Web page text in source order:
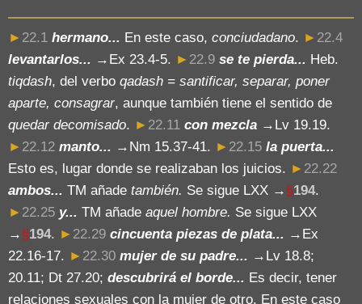
► 22.1 hermano... En este caso, conciudadano. ► 22.4
levantarlos... →Ex 23.4-5. ► 22.9 se te pierda... Heb.
tiqdash, del verbo qadash = santificar, separar, poner
aparte, consagrar, aunque también tiene el sentido de
quedar decomisado. ► 22.11 con mezcla →Lv 19.19.
► 22.12 manto... →Nm 15.37-41. ► 22.15 la puerta...
Esto es, lugar donde se realizaban los juicios. ► 22.22
ambos... TM añade también. Se sigue LXX →§194.
► 22.25 y... TM añade aquel hombre. Se sigue LXX
→§194. ► 22.29 cincuenta piezas de plata... →Ex
22.16-17. ► 22.30 mujer de su padre... →Lv 18.8;
20.11; Dt 27.20; descubrirá el borde... Es decir, tener
relaciones sexuales con la mujer de otro. En este caso